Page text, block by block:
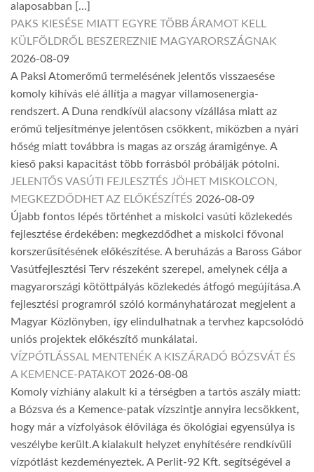
alaposabban […]
PAKS KIESÉSE MIATT EGYRE TÖBB ÁRAMOT KELL
KÜLFÖLDRŐL BESZEREZNIE MAGYARORSZÁGNAK
2026-08-09
A Paksi Atomerőmű termelésének jelentős visszaesése
komoly kihívás elé állítja a magyar villamosenergia-
rendszert. A Duna rendkívül alacsony vízállása miatt az
erőmű teljesítménye jelentősen csökkent, miközben a nyári
hőség miatt továbbra is magas az ország áramigénye. A
kieső paksi kapacitást több forrásból próbálják pótolni.
JELENTŐS VASÚTI FEJLESZTÉS JÖHET MISKOLCON,
MEGKEZDŐDHET AZ ELŐKÉSZÍTÉS 2026-08-09
Újabb fontos lépés történhet a miskolci vasúti közlekedés
fejlesztése érdekében: megkezdődhet a miskolci fővonal
korszerűsítésének előkészítése. A beruházás a Baross Gábor
Vasútfejlesztési Terv részeként szerepel, amelynek célja a
magyarországi kötöttpályás közlekedés átfogó megújítása.A
fejlesztési programról szóló kormányhatározat megjelent a
Magyar Közlönyben, így elindulhatnak a tervhez kapcsolódó
uniós projektek előkészítő munkálatai.
VÍZPÓTLÁSSAL MENTENÉK A KISZÁRADÓ BÓZSVÁT ÉS
A KEMENCE-PATAKOT 2026-08-08
Komoly vízhiány alakult ki a térségben a tartós aszály miatt:
a Bózsva és a Kemence-patak vízszintje annyira lecsökkent,
hogy már a vízfolyások élővilága és ökológiai egyensúlya is
veszélybe került.A kialakult helyzet enyhítésére rendkívüli
vízpótlást kezdeményeztek. A Perlit-92 Kft. segítségével a